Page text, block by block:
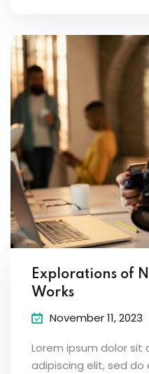
Explorations of
Works
November 11, 2023
Lorem ipsum dolor
adipiscing elit, sed